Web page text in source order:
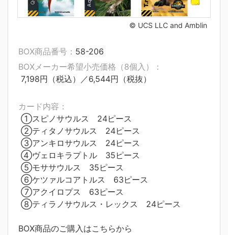
© UCS LLC and Amblin
BOX商品番号： 58-206
BOXメーカー希望小売価格（8個入）：
7,198円（税込）／6,544円（税抜）
カード内容：
①スピノサウルス 24ピース
②ティタノサウルス 24ピース
③アンキロサウルス 24ピース
④ヴェロキラプトル 35ピース
⑤モササウルス 35ピース
⑥ケツァルコアトルス 63ピース
⑦アクイロプス 63ピース
⑧ティラノサウルス・レックス 24ピース
BOX商品のご購入はこちらから